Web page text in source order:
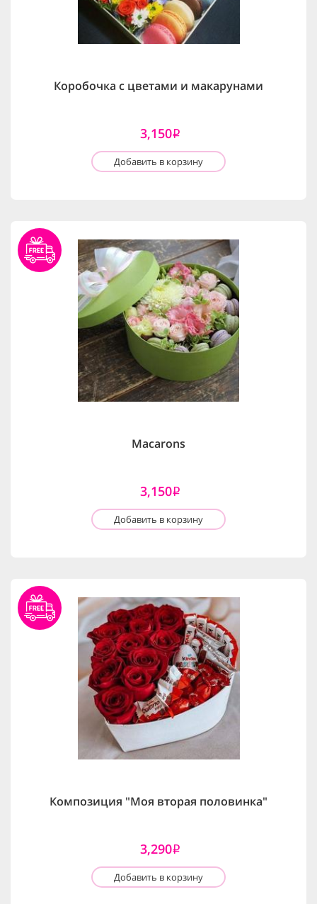
Коробочка с цветами и макарунами
3,150i
Добавить в корзину
Macarons
3,150i
Добавить в корзину
Композиция "Моя вторая половинка"
3,290i
Добавить в корзину